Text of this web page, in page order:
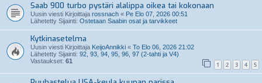
Saab 900 turbo pystäri alalippa oikea tai kokonaan
Uusin viesti Kirjoittaja rossnach « Pe Elo 07, 2026 00:51
Lähetetty Sijainti: Ostetaan Saabin osat ja tarvikkeet
Kytkinasetelma
Uusin viesti Kirjoittaja KeijoAnnikki « To Elo 06, 2026 21:02
Lähetetty Sijainti: 92, 93, 94, 95, 96, 97 (2-tahti ja V4)
Vastaukset: 61 1 2 3 4 5